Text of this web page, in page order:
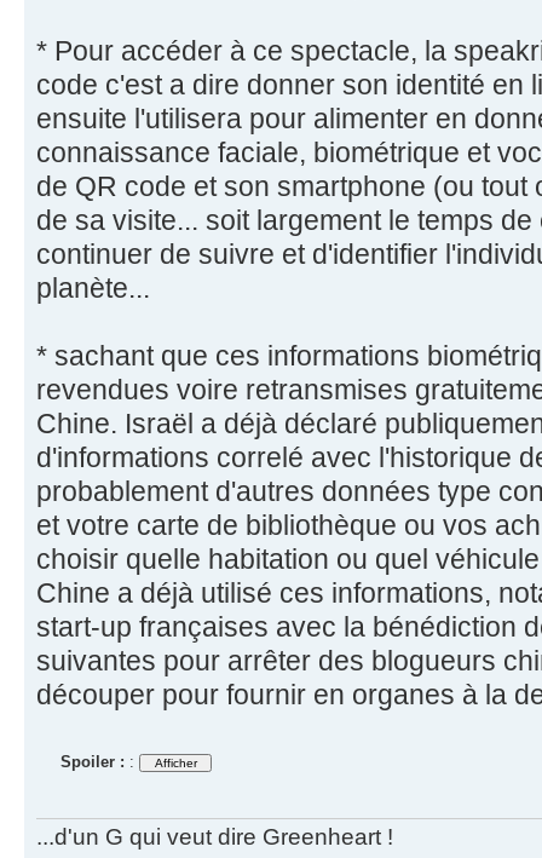
* Pour accéder à ce spectacle, la
code c'est a dire donner son identité en
ensuite l'utilisera pour alimenter en
connaissance faciale, biométrique et
de QR code et son smartphone (ou tout
de sa visite... soit largement le temps
continuer de suivre et d'identifier
planète...
* sachant que ces informations
revendues voire retransmises
Chine. Israël a déjà déclaré
d'informations correlé avec l'historique
probablement d'autres données type
et votre carte de bibliothèque ou vos
choisir quelle habitation ou quel
Chine a déjà utilisé ces informations,
start-up françaises avec la bénédiction
suivantes pour arrêter des blogueurs
découper pour fournir en organes à la
Spoiler : :
...d'un G qui veut dire Greenheart !